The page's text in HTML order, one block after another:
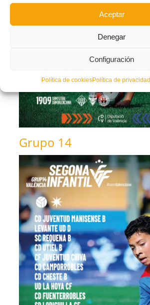
Aceptar
Denegar
Configuración
Política de cookiesPolítica de privacidad
Grupo 14